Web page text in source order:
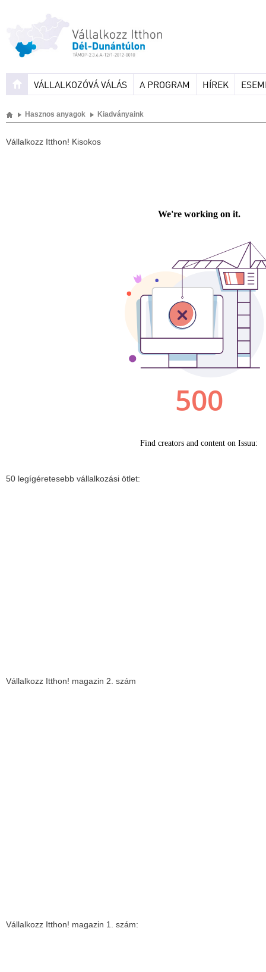
VÁLLALKOZÓVÁ VÁLÁS A PROGRAM HÍREK
Hasznos anyagok Kiadványaink
Vállalkozz Itthon! Kisokos
50 legígéretesebb vállalkozási ötlet:
Vállalkozz Itthon! magazin 2. szám
Vállalkozz Itthon! magazin 1. szám: